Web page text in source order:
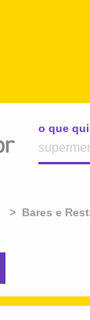
o que
Bares e